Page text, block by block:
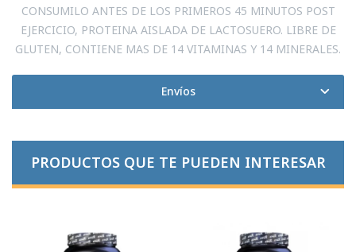
CONSUMILO ANTES DE LOS PRIMEROS 45 MINUTOS POST
EJERCICIO, PROTEINA AISLADA DE LACTOSUERO. LIBRE DE
GLUTEN, CONTIENE MAS DE 14 VITAMINAS Y 14 MINERALES.
Envíos
PRODUCTOS QUE TE PUEDEN INTERESAR